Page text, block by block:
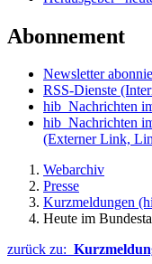
Abonnement
Newsletter
RSS-Dienste
hib_Nachrichten
hib_Nachrichten
(Externer Link,
Webarchiv
Presse
Kurzmeldungen
Heute im
zurück zu: